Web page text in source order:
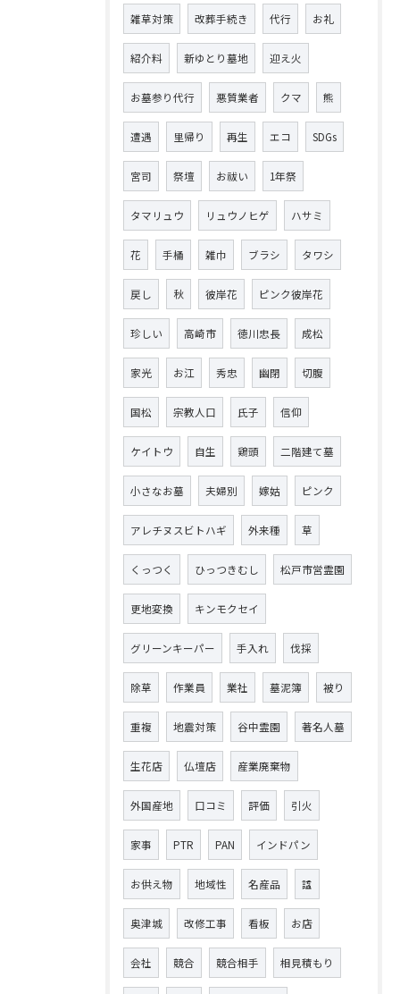
雑草対策 改葬手続き 代行 お礼
紹介料 新ゆとり墓地 迎え火
お墓参り代行 悪質業者 クマ 熊
遭遇 里帰り 再生 エコ SDGs
宮司 祭壇 お祓い 1年祭
タマリュウ リュウノヒゲ ハサミ
花 手桶 雑巾 ブラシ タワシ
戻し 秋 彼岸花 ピンク彼岸花
珍しい 高崎市 徳川忠長 成松
家光 お江 秀忠 幽閉 切腹
国松 宗教人口 氏子 信仰
ケイトウ 自生 鶏頭 二階建て墓
小さなお墓 夫婦別 嫁姑 ピンク
アレチヌスビトハギ 外来種 草
くっつく ひっつきむし 松戸市営霊園
更地変換 キンモクセイ
グリーンキーパー 手入れ 伐採
除草 作業員 業社 墓泥簿 被り
重複 地震対策 谷中霊園 著名人墓
生花店 仏壇店 産業廃棄物
外国産地 口コミ 評価 引火
家事 PTR PAN インドパン
お供え物 地域性 名産品 諡
奥津城 改修工事 看板 お店
会社 競合 競合相手 相見積もり